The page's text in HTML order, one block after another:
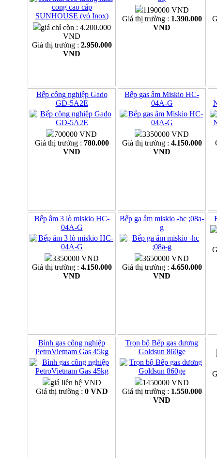
giá chỉ còn : 4.200.000
VND
Giá thị trường : 2.950.000
VND
1190000 VND
Giá thị trường : 1.390.000
VND
Bếp công nghiệp Gado
GD-5A2E
700000 VND
Giá thị trường : 780.000
VND
Bếp gas âm Miskio HC-
04A-G
3350000 VND
Giá thị trường : 4.150.000
VND
Bếp âm 3 lò miskio HC-
04A-G
3350000 VND
Giá thị trường : 4.150.000
VND
Bếp ga âm miskio -hc ;08a-
g
3650000 VND
Giá thị trường : 4.650.000
VND
Bình gas công nghiệp
PetroVietnam Gas 45kg
giá liên hệ VND
Giá thị trường : 0 VND
Trọn bộ Bếp gas dương
Goldsun 860ge
1450000 VND
Giá thị trường : 1.550.000
VND